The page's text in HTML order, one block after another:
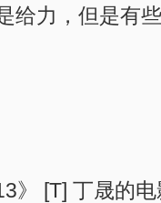
给力，但是有
》 [T] 丁晟的